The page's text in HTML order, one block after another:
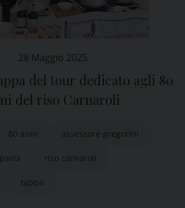
28 Maggio 2025
del tour dedicato agli 80
del riso Carnaroli
80 anni assessore gregorini
pavia riso carnaroli
tappa